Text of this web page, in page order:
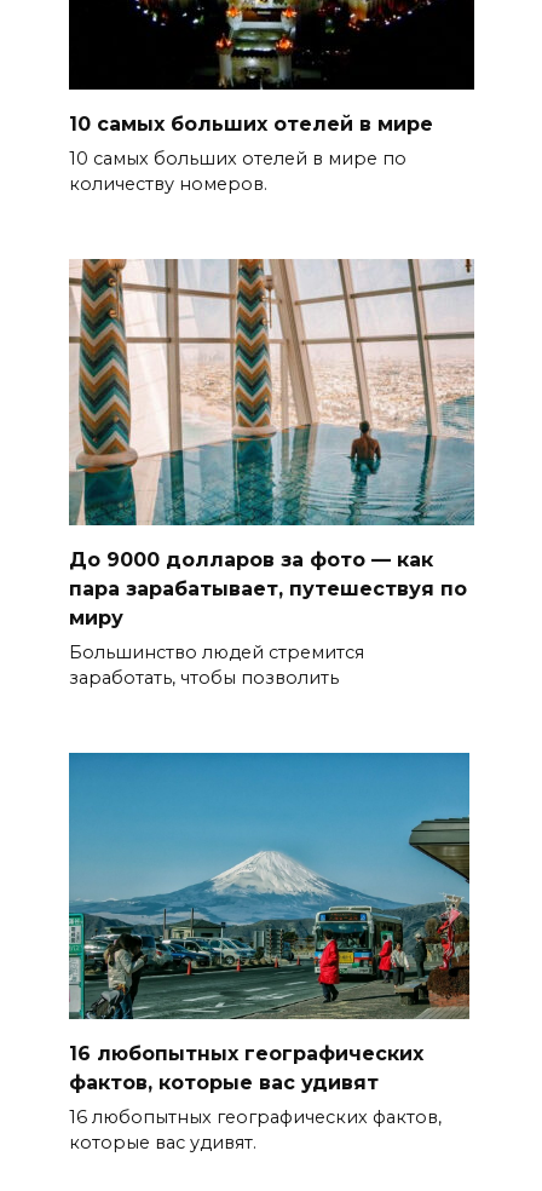
10 самых больших отелей в мире
10 самых больших отелей в мире по
количеству номеров.
До 9000 долларов за фото — как
пара зарабатывает, путешествуя по
миру
Большинство людей стремится
заработать, чтобы позволить
16 любопытных географических
фактов, которые вас удивят
16 любопытных географических фактов,
которые вас удивят.